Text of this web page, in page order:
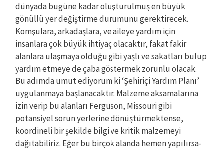
dünyada bugüne kadar oluşturulmuş en büyük
gönüllü yer değiştirme durumunu gerektirecek.
Komşulara, arkadaşlara, ve aileye yardım için
insanlara çok büyük ihtiyaç olacaktır, fakat fakir
alanlara ulaşmaya olduğu gibi yaşlı ve sakatları bulup
yardım etmeye de çaba göstermek zorunlu olacak.
Bu adımda umut ediyorum ki ‘Şehiriçi Yardım Planı’
uygulanmaya başlanacaktır. Malzeme aksamalarına
izin verip bu alanları Ferguson, Missouri gibi
potansiyel sorun yerlerine dönüştürmektense,
koordineli bir şekilde bilgi ve kritik malzemeyi
dağıtabiliriz. Eğer bu birçok alanda hemen yapılırsa-